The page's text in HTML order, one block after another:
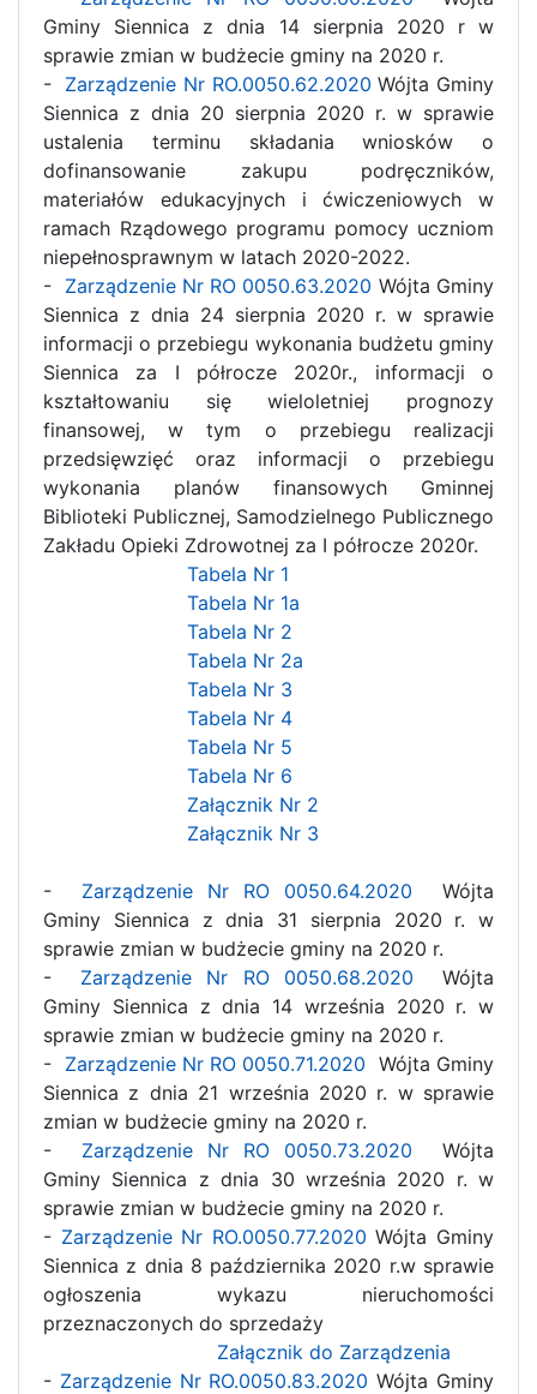
Gminy Siennica z dnia 14 sierpnia 2020 r w
sprawie zmian w budżecie gminy na 2020 r.
- Zarządzenie Nr RO.0050.62.2020 Wójta Gminy
Siennica z dnia 20 sierpnia 2020 r. w sprawie
ustalenia terminu składania wniosków o
dofinansowanie zakupu podręczników,
materiałów edukacyjnych i ćwiczeniowych w
ramach Rządowego programu pomocy uczniom
niepełnosprawnym w latach 2020-2022.
- Zarządzenie Nr RO 0050.63.2020 Wójta Gminy
Siennica z dnia 24 sierpnia 2020 r. w sprawie
informacji o przebiegu wykonania budżetu gminy
Siennica za I półrocze 2020r., informacji o
kształtowaniu się wieloletniej prognozy
finansowej, w tym o przebiegu realizacji
przedsięwzięć oraz informacji o przebiegu
wykonania planów finansowych Gminnej
Biblioteki Publicznej, Samodzielnego Publicznego
Zakładu Opieki Zdrowotnej za I półrocze 2020r.
Tabela Nr 1
Tabela Nr 1a
Tabela Nr 2
Tabela Nr 2a
Tabela Nr 3
Tabela Nr 4
Tabela Nr 5
Tabela Nr 6
Załącznik Nr 2
Załącznik Nr 3
- Zarządzenie Nr RO 0050.64.2020 Wójta
Gminy Siennica z dnia 31 sierpnia 2020 r. w
sprawie zmian w budżecie gminy na 2020 r.
- Zarządzenie Nr RO 0050.68.2020 Wójta
Gminy Siennica z dnia 14 września 2020 r. w
sprawie zmian w budżecie gminy na 2020 r.
- Zarządzenie Nr RO 0050.71.2020 Wójta Gminy
Siennica z dnia 21 września 2020 r. w sprawie
zmian w budżecie gminy na 2020 r.
- Zarządzenie Nr RO 0050.73.2020 Wójta
Gminy Siennica z dnia 30 września 2020 r. w
sprawie zmian w budżecie gminy na 2020 r.
- Zarządzenie Nr RO.0050.77.2020 Wójta Gminy
Siennica z dnia 8 października 2020 r.w sprawie
ogłoszenia wykazu nieruchomości
przeznaczonych do sprzedaży
Załącznik do Zarządzenia
- Zarządzenie Nr RO.0050.83.2020 Wójta Gminy